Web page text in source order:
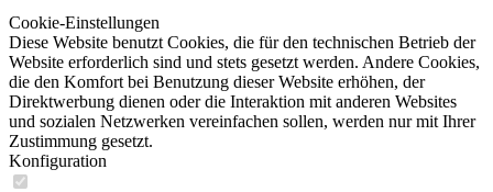
Cookie-Einstellungen
Diese Website benutzt Cookies, die für den technischen Betrieb der
Website erforderlich sind und stets gesetzt werden. Andere Cookies,
die den Komfort bei Benutzung dieser Website erhöhen, der
Direktwerbung dienen oder die Interaktion mit anderen Websites
und sozialen Netzwerken vereinfachen sollen, werden nur mit Ihrer
Zustimmung gesetzt.
Konfiguration